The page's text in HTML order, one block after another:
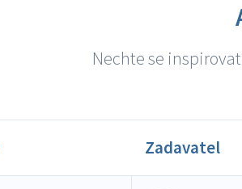
Nechte se
Zadavatel